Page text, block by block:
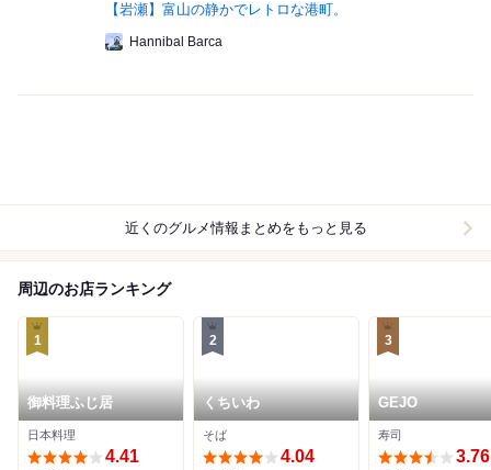
【岩瀬】富山の静かでレトロな港町。
Hannibal Barca
近くのグルメ情報まとめをもっと見る
周辺のお店ランキング
1
御料理ふじ居
日本料理
4.41
2
くちいわ
そば
4.04
3
GEJO
寿司
3.76